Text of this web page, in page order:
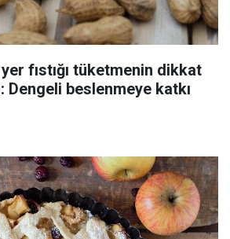
fıstığı tüketmenin dikkat
Dengeli beslenmeye katkı